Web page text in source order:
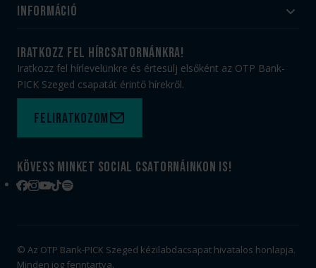
Utánpótlás
#HandballFamily
Munkatársaink
PICK Aréna
Sajtóakkreditáció
Információ
Jegy- és bérletvásárlás
Webshop
Felhasználási feltételek
Kapcsolat
iratkozz fel hírcsatornánkra!
Iratkozz fel hírlevelünkre és értesülj elsőként az OTP Bank-
PICK Szeged csapatát érintő hírekről.
Feliratkozom
Kövess minket social csatornáinkon is!
Facebook
Instagram
YouTube
TikTokSpotify
© Az OTP Bank-PICK Szeged kézilabdacsapat hivatalos honlapja.
Minden jog fenntartva.